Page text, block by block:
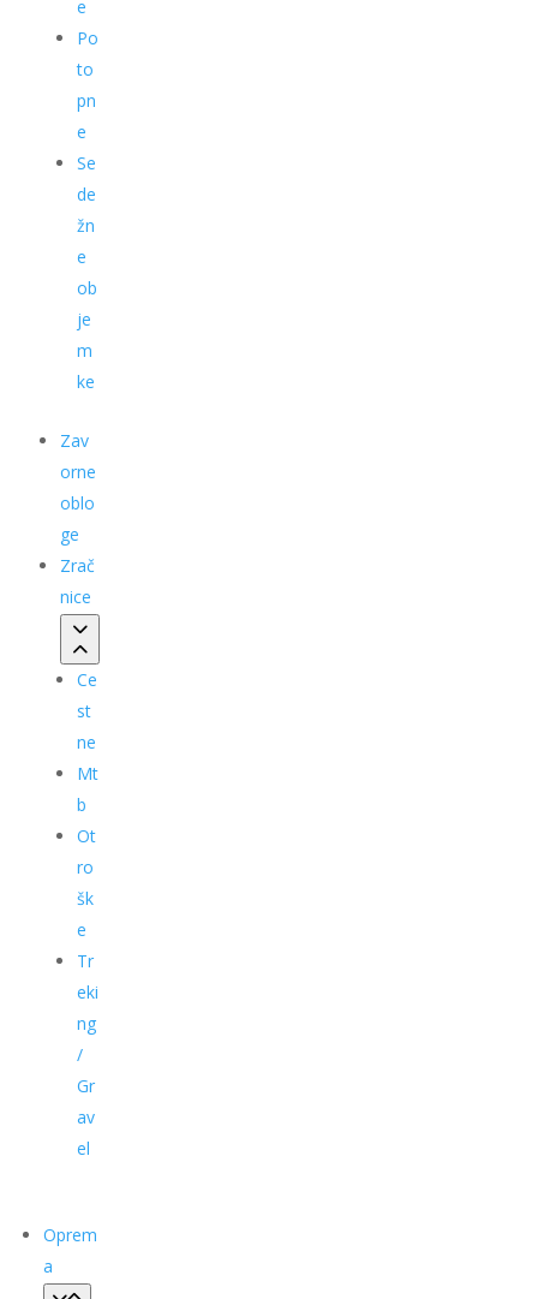
e
Po
to
pn
e
Se
de
žn
e
ob
je
m
ke
Zav
orne
oblo
ge
Zrač
nice
Ce
st
ne
Mt
b
Ot
ro
šk
e
Tr
eki
ng
/
Gr
av
el
Oprem
a